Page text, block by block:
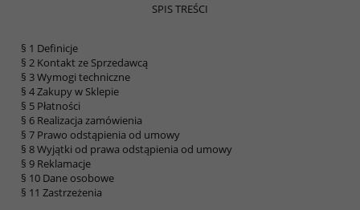
SPIS TREŚCI
§ 1 Definicje
§ 2 Kontakt ze Sprzedawcą
§ 3 Wymogi techniczne
§ 4 Zakupy w Sklepie
§ 5 Płatności
§ 6 Realizacja zamówienia
§ 7 Prawo odstąpienia od umowy
§ 8 Wyjątki od prawa odstąpienia od umowy
§ 9 Reklamacje
§ 10 Dane osobowe
§ 11 Zastrzeżenia